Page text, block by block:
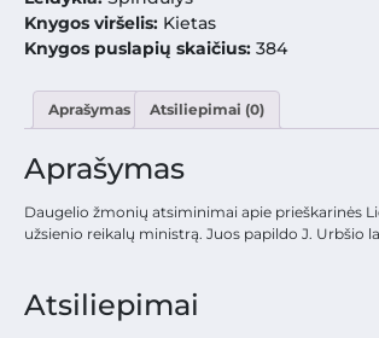
Knygos viršelis: Kietas
Knygos puslapių skaičius: 384
Aprašymas Atsiliepimai (0)
Aprašymas
Daugelio žmonių atsiminimai apie prieškarinės
užsienio reikalų ministrą. Juos papildo J. Urbšio
Atsiliepimai